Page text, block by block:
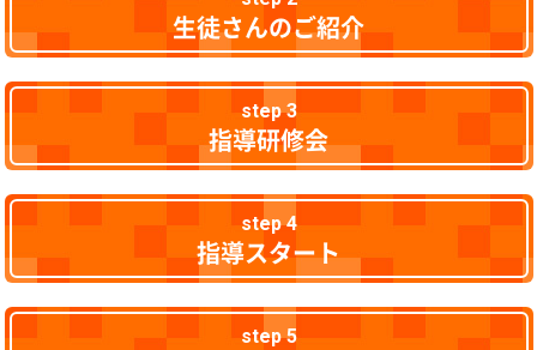
生徒さんのご紹介
step 3
指導研修会
step 4
指導スタート
step 5